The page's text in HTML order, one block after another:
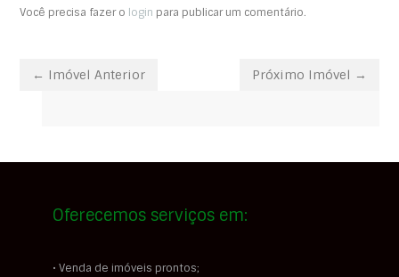
Você precisa fazer o login para publicar um comentário.
← Imóvel Anterior Próximo Imóvel →
Oferecemos serviços em:
• Venda de imóveis prontos;